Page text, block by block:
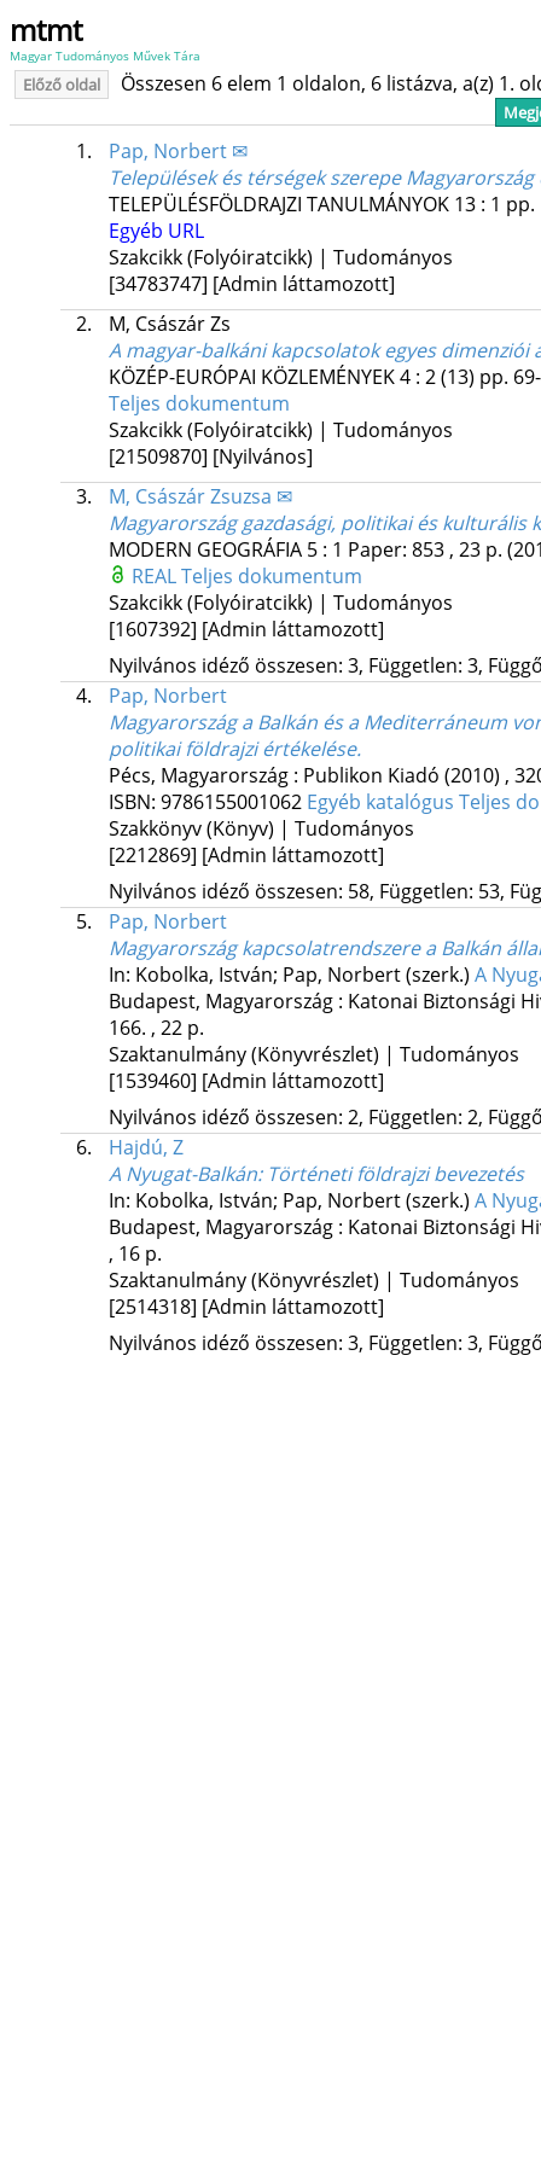
mtmt
Magyar Tudományos Művek Tára
Előző oldal Összesen 6 elem 1 oldalon, 6 listázva, a(z) 1.
1.
Pap, Norbert ✉
Települések és térségek szerepe
TELEPÜLÉSFÖLDRAJZI TANULMÁNYOK 13: 1 pp.
Egyéb URL
Szakcikk (Folyóiratcikk) | Tudományos
[34783747] [Admin láttamozott]
2.
M, Császár Zs
A magyar-balkáni kapcsolatok egyes dimenziói
KÖZÉP-EURÓPAI KÖZLEMÉNYEK4: 2 (13) pp.
Teljes dokumentum
Szakcikk (Folyóiratcikk) | Tudományos
[21509870] [Nyilvános]
3.
M, Császár Zsuzsa ✉
Magyarország gazdasági, politikai és kulturális
MODERN GEOGRÁFIA 5: 1 Paper: 853 , 23 p.
REALTeljes dokumentum
Szakcikk (Folyóiratcikk) | Tudományos
[1607392] [Admin láttamozott]
Nyilvános idéző összesen: 3, Független: 3,
4.
Pap, Norbert
Magyarország a Balkán és a Mediterráneum
politikai földrajzi értékelése.
Pécs, Magyarország : Publikon Kiadó (2010) ,
ISBN: 9786155001062 Egyéb katalógus Teljes
Szakkönyv (Könyv) | Tudományos
[2212869] [Admin láttamozott]
Nyilvános idéző összesen: 58, Független: 53,
5.
Pap, Norbert
Magyarország kapcsolatrendszere a Balkán
In: Kobolka, István; Pap, Norbert (szerk.) A
Budapest, Magyarország : Katonai Biztonsági
166. , 22 p.
Szaktanulmány (Könyvrészlet) | Tudományos
[1539460] [Admin láttamozott]
Nyilvános idéző összesen: 2, Független: 2,
6.
Hajdú, Z
A Nyugat-Balkán: Történeti földrajzi bevezetés
In: Kobolka, István; Pap, Norbert (szerk.) A
Budapest, Magyarország : Katonai Biztonsági
, 16 p.
Szaktanulmány (Könyvrészlet) | Tudományos
[2514318] [Admin láttamozott]
Nyilvános idéző összesen: 3, Független: 3,